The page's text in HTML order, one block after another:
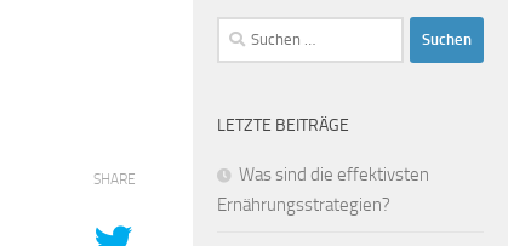
SHARE
Suchen
nach:
LETZTE BEITRÄGE
Was sind die effektivsten
Ernährungsstrategien?